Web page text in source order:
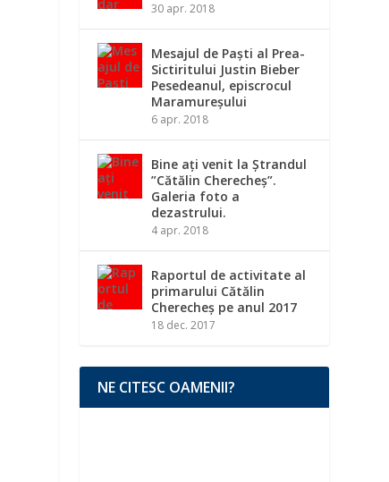
30 apr. 2018
Mesajul de Paști al Prea-
Sictiritului Justin Bieber
Pesedeanul, episcrocul
Maramureșului
6 apr. 2018
Bine ați venit la Ștrandul
”Cătălin Cherecheș”.
Galeria foto a
dezastrului.
4 apr. 2018
Raportul de activitate al
primarului Cătălin
Cherecheș pe anul 2017
18 dec. 2017
NE CITESC OAMENII?